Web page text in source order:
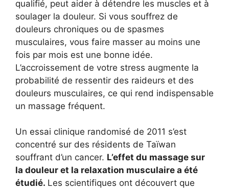
qualifié, peut aider à détendre les muscles et à
soulager la douleur. Si vous souffrez de
douleurs chroniques ou de spasmes
musculaires, vous faire masser au moins une
fois par mois est une bonne idée.
L’accroissement de votre stress augmente la
probabilité de ressentir des raideurs et des
douleurs musculaires, ce qui rend indispensable
un massage fréquent.
Un essai clinique randomisé de 2011 s’est
concentré sur des résidents de Taïwan
souffrant d’un cancer. L’effet du massage sur
la douleur et la relaxation musculaire a été
étudié. Les scientifiques ont découvert que